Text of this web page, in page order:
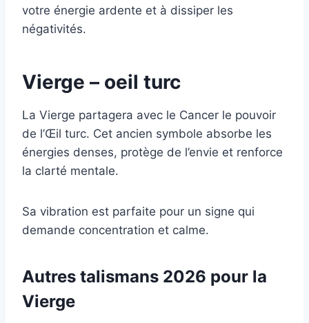
votre énergie ardente et à dissiper les
négativités.
Vierge – oeil turc
La Vierge partagera avec le Cancer le pouvoir
de l’Œil turc. Cet ancien symbole absorbe les
énergies denses, protège de l’envie et renforce
la clarté mentale.
Sa vibration est parfaite pour un signe qui
demande concentration et calme.
Autres talismans 2026 pour la
Vierge